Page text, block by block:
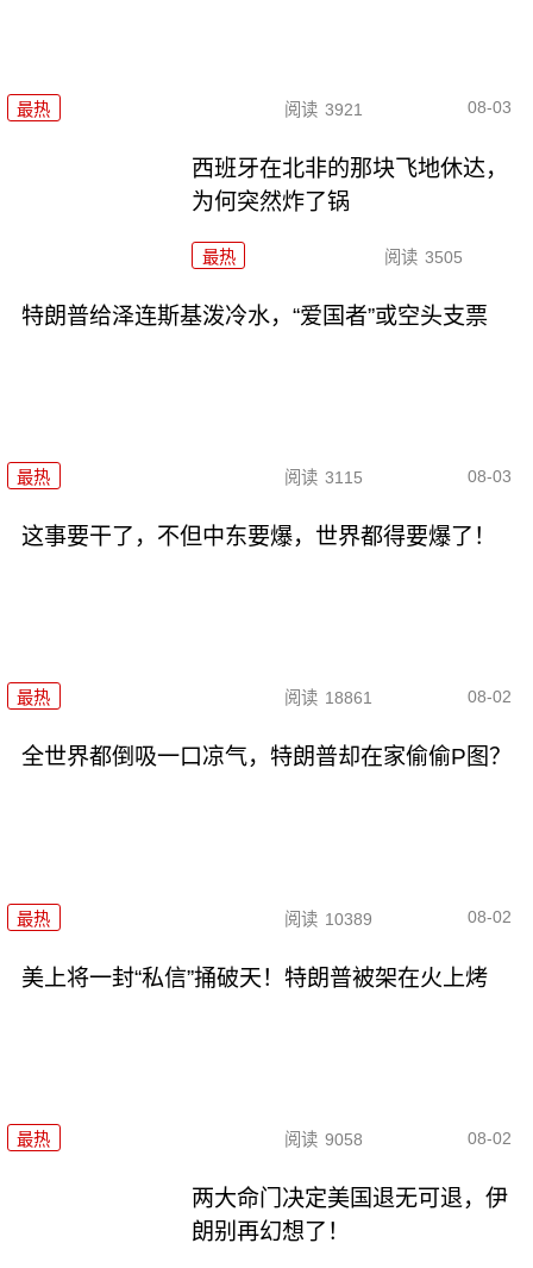
最热 阅读 3921 08-03
西班牙在北非的那块飞地休达，
为何突然炸了锅
最热 阅读 3505
特朗普给泽连斯基泼冷水，“爱国者”或空头支票
最热 阅读 3115 08-03
这事要干了，不但中东要爆，世界都得要爆了！
最热 阅读 18861 08-02
全世界都倒吸一口凉气，特朗普却在家偷偷P图？
最热 阅读 10389 08-02
美上将一封“私信”捅破天！特朗普被架在火上烤
最热 阅读 9058 08-02
两大命门决定美国退无可退，伊
朗别再幻想了！